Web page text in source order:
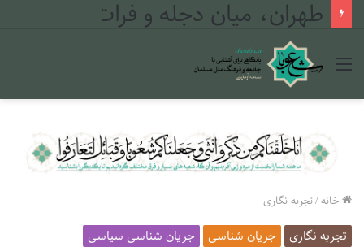
طهران، میان دجله و فرات
منو
خانه/تجربه نگاری
تجربه نگاری جریان شناسی جریان شناسی سیاسی